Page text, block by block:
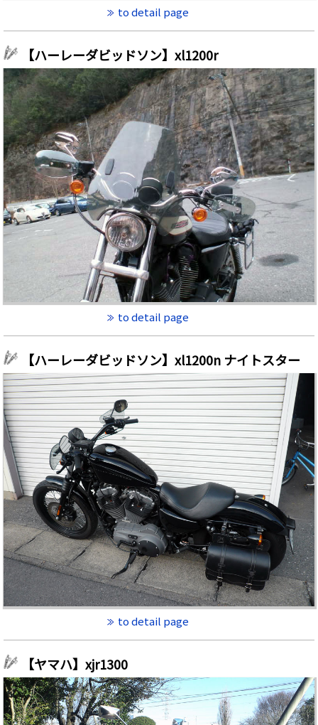
to detail page
【ハーレーダビッドソン】xl1200r
to detail page
【ハーレーダビッドソン】xl1200n ナイトスター
to detail page
【ヤマハ】xjr1300